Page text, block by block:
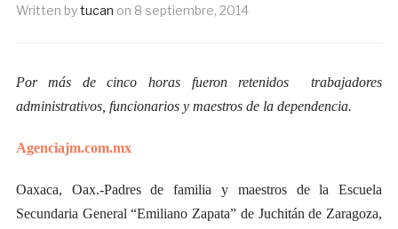
Written bytucan on 8 septiembre, 2014
Por más de cinco horas fueron retenidos trabajadores
administrativos, funcionarios y maestros de la dependencia.
Agenciajm.com.mx
Oaxaca, Oax.-Padres de familia y maestros de la Escuela
Secundaria General “Emiliano Zapata” de Juchitán de Zaragoza,